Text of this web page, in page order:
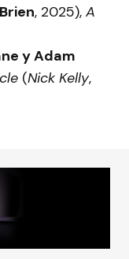
, 2025), A
y Adam
(Nick Kelly,